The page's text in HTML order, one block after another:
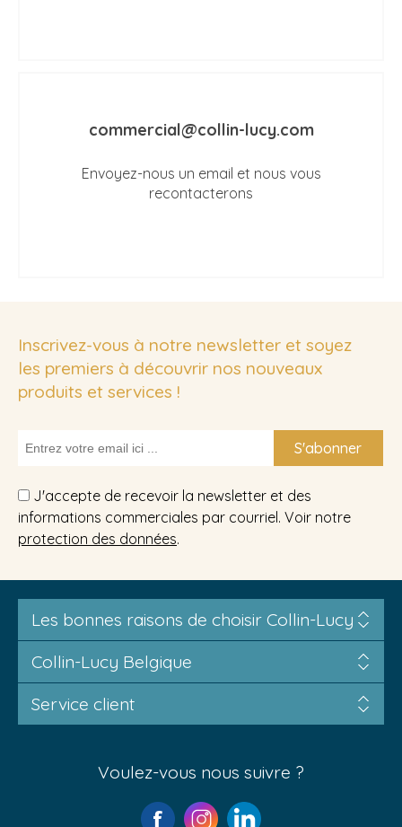
commercial@collin-lucy.com
Envoyez-nous un email et nous vous
recontacterons
Inscrivez-vous à notre newsletter et soyez
les premiers à découvrir nos nouveaux
produits et services !
S'abonner
J'accepte de recevoir la newsletter et des
informations commerciales par courriel. Voir notre
protection des données.
Les bonnes raisons de choisir Collin-Lucy
Collin-Lucy Belgique
Service client
Voulez-vous nous suivre ?